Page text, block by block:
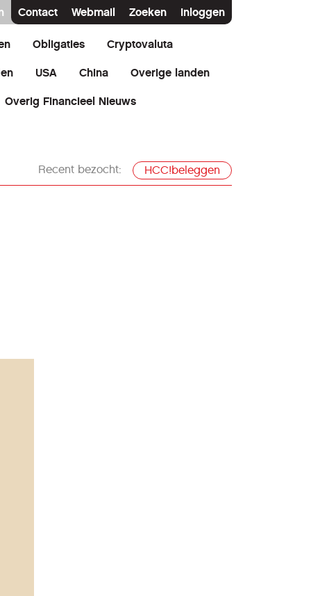
Contact Webmail Zoeken Inloggen
Obligaties Cryptovaluta
USA China Overige landen
Overig Financieel Nieuws
Recent bezocht: HCC!beleggen